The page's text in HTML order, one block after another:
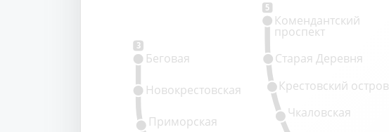
3
5
Приморская
Чкаловская
Крестовский остров
Старая Деревня
Комендантский
проспект
Новокрестовская
Беговая